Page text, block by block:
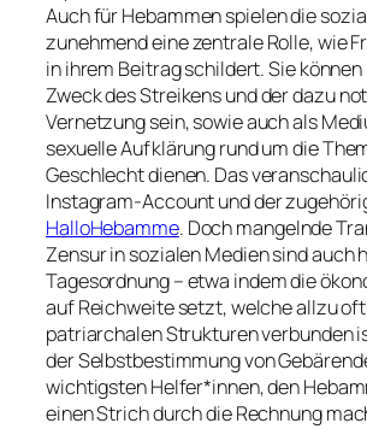
Auch für Hebammen spielen die
zunehmend eine zentrale Rolle, wie
in ihrem Beitrag schildert. Sie
Zweck des Streikens und der dazu
Vernetzung sein, sowie auch als
sexuelle Aufklärung rund um die
Geschlecht dienen. Das
Instagram-Account und der
HalloHebamme. Doch mangelnde
Zensur in sozialen Medien sind auch
Tagesordnung – etwa indem die
auf Reichweite setzt, welche allzu
patriarchalen Strukturen verbunden
der Selbstbestimmung von
wichtigsten Helfer*innen, den
einen Strich durch die Rechnung